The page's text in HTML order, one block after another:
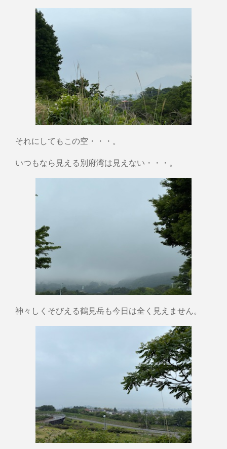
それにしてもこの空・・・。
いつもなら見える別府湾は見えない・・・。
神々しくそびえる鶴見岳も今日は全く見えません。